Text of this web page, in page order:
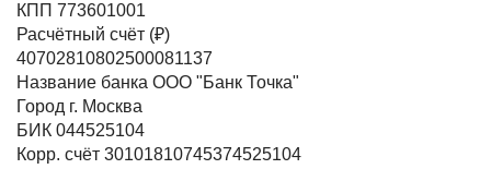
КПП 773601001
Расчётный счёт (₽)
40702810802500081137
Название банка ООО "Банк Точка"
Город г. Москва
БИК 044525104
Корр. счёт 30101810745374525104